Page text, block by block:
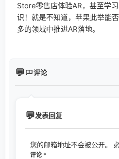
Store零售店体验AR，甚至学
识！就是不知道，苹果此举能
多的领域中推进AR落地。
评论
发表回复
您的邮箱地址不会被公开。
评论 *